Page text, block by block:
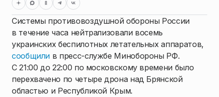
Системы противовоздушной обороны России
в течение часа нейтрализовали восемь
украинских беспилотных летательных аппаратов,
сообщили в пресс-службе Минобороны РФ.
С 21:00 до 22:00 по московскому времени было
перехвачено по четыре дрона над Брянской
областью и Республикой Крым.